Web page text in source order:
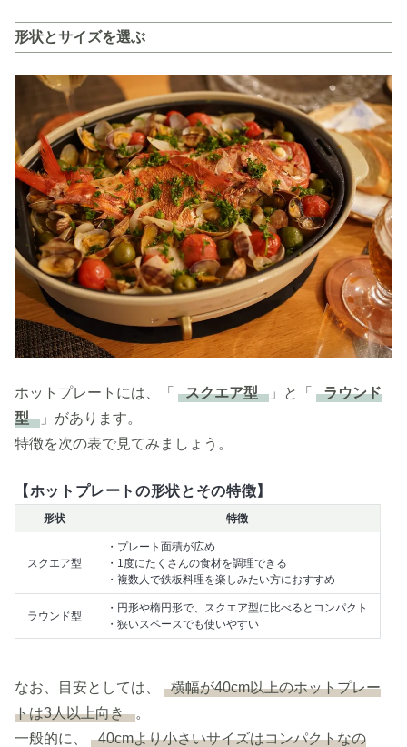
形状とサイズを選ぶ
ホットプレートには、「 スクエア型 」と「
ラウンド
型
」があります。
特徴を次の表で見てみましょう。
【ホットプレートの形状とその特徴】
形状 特徴
スクエア型
・プレート面積が広め
・1度にたくさんの食材を調理できる
・複数人で鉄板料理を楽しみたい方におすすめ
ラウンド型
・円形や楕円形で、スクエア型に比べるとコンパクト
・狭いスペースでも使いやすい
なお、目安としては、
横幅が40cm以上のホットプレー
トは3人以上向き 。
一般的に、
40cmより小さいサイズはコンパクトなの